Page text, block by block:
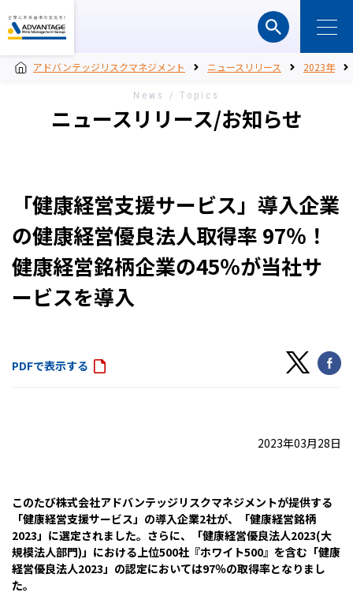
アドバンテッジリスクマネジメント ニュースリリース 2023年
News / Topics
ニュースリリース/お知らせ
「健康経営支援サービス」導入企業
の健康経営優良法人取得率 97％！
健康経営銘柄企業の45％が当社サ
ービスを導入
PDFで表示する
2023年03月28日
このたび株式会社アドバンテッジリスクマネジメントが提供する
「健康経営支援サービス」の導入企業2社が、「健康経営銘柄
2023」に選定されました。さらに、「健康経営優良法人2023(大
規模法人部門)」における上位500社『ホワイト500』を含む「健康
経営優良法人2023」の認定においては97％の取得率となりまし
た。